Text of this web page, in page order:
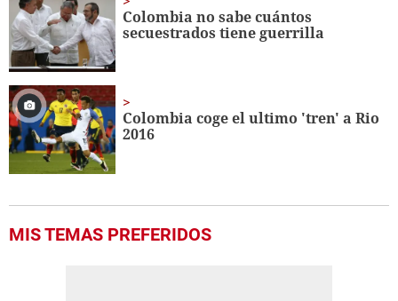
Colombia no sabe cuántos
secuestrados tiene guerrilla
Colombia coge el ultimo 'tren' a Rio
2016
MIS TEMAS PREFERIDOS